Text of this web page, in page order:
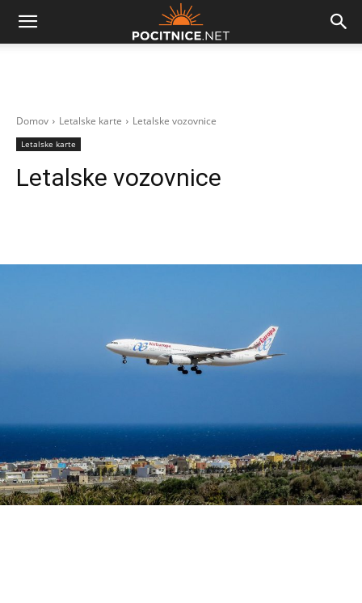
Domov Letalske karte Letalske vozovnice
Letalske karte
Letalske vozovnice